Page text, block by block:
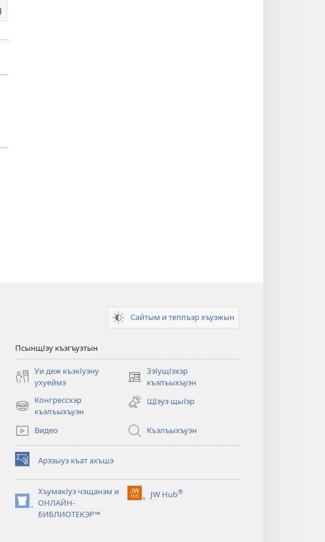
Сайтым и теплъэр хъуэжын
ПсынщІэу къэгъуэтын
Уи деж къэкІуэну
ухуеймэ
ЗэІущІэхэр
къэлъыхъуэн
(opens
new
window)
Конгрессхэр
къэлъыхъуэн
(opens
window)
ЩІэуэ щыІэр
Видео Къэлъыхъуэн
Арэзыуэ къат ахъшэ
(opens
new
window)ХъумакІуэ чэщанэм и
ОНЛАЙН-
БИБЛИОТЕКЭР™
(opens
JW Hub®
(opens